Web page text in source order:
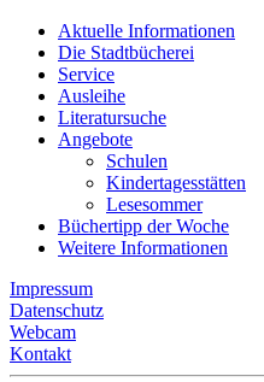
Aktuelle Informationen
Die Stadtbücherei
Service
Ausleihe
Literatursuche
Angebote
Schulen
Kindertagesstätten
Lesesommer
Büchertipp der Woche
Weitere Informationen
Impressum
Datenschutz
Webcam
Kontakt